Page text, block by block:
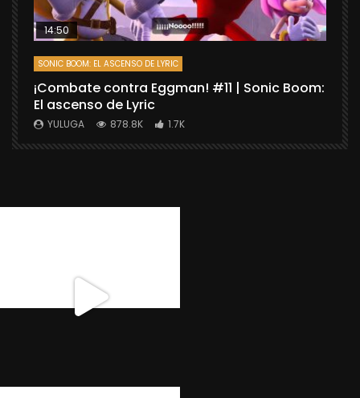
14:50
SONIC BOOM: EL ASCENSO DE LYRIC
¡Combate contra Eggman! #11 | Sonic Boom:
El ascenso de Lyric
YULUGA 878.8K 1.7K